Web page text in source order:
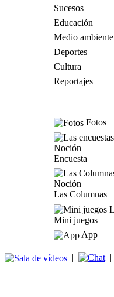
Sucesos
Educación
Medio ambiente
Deportes
Cultura
Reportajes
Fotos
Encuesta
Las Columnas
Mini juegos
App
| |